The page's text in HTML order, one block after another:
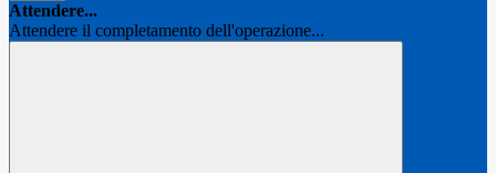
Attendere...
Attendere il completamento dell'operazione...